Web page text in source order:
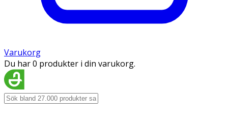
Varukorg
Du har 0 produkter i din varukorg.